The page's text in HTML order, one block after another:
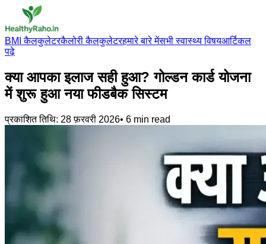
BMI कैलकुलेटरकैलोरी कैलकुलेटरहमारे बारे मेंसभी स्वास्थ्य विषयआर्टिकल
पढ़े
क्या आपका इलाज सही हुआ? गोल्डन कार्ड योजना
में शुरू हुआ नया फीडबैक सिस्टम
प्रकाशित तिथि: 28 फ़रवरी 2026• 6 min read